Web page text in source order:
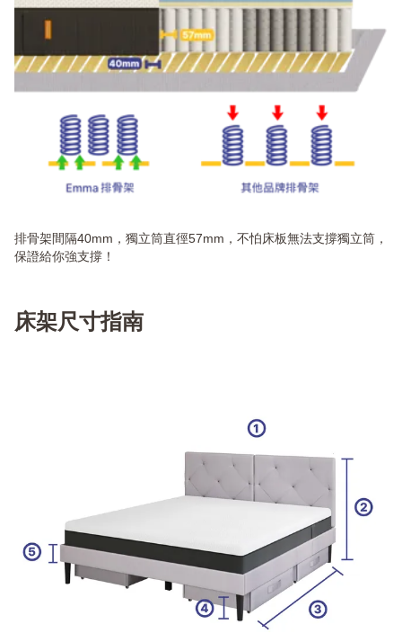
排骨架間隔40mm，獨立筒直徑57mm，不怕床板無法支撐獨立筒，
保證給你強支撐！
床架尺寸指南